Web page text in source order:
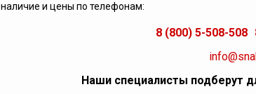
наличие и цены по телефонам:
8 (800) 5-508-508
Наши специалисты подберут